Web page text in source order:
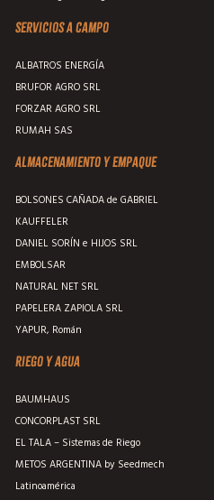
Servicios a campo
ALBATROS ENERGÍA
BRUFOR AGRO SRL
FORZAR AGRO SRL
RUMAH SAS
Almacenamiento y empaque
BOLSONES CAÑADA de GABRIEL
KAUFFELER
DANIEL SORÍN e HIJOS SRL
EMBOLSAR
NATURAL NET SRL
PAPELERA ZAPIOLA SRL
YAPUR, Román
Riego y agua
BAUMHAUS
CONCORPLAST SRL
EL TALA – Sistemas de Riego
METOS ARGENTINA by Seedmech
Latinoamérica